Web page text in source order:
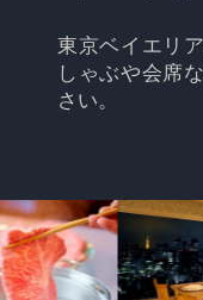
東京ベイエリ
しゃぶや会席
さい。